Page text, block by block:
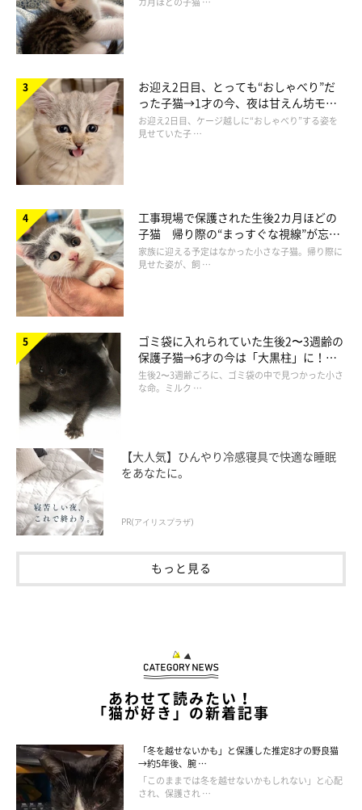
お迎え2日目、とっても“おしゃべり”だ
った子猫→1才の今、夜は甘えん坊モー
ドになるコに成長！
お迎え2日目、ケージ越しに“おしゃべり”する姿を
見せていた子 …
工事現場で保護された生後2カ月ほどの
子猫 帰り際の“まっすぐな視線”が忘れ
られず、家族の一員に
家族に迎える予定はなかった小さな子猫。帰り際に
見せた姿が、飼 …
ゴミ袋に入れられていた生後2〜3週齢の
保護子猫→6才の今は「大黒柱」に！
美しい黒猫に成長した姿にグッとくる
生後2〜3週齢ごろに、ゴミ袋の中で見つかった小さ
な命。ミルク …
【大人気】ひんやり冷感寝具で快適な睡眠
をあなたに。
PR(アイリスプラザ)
もっと見る
あわせて読みたい！
「猫が好き」の新着記事
「冬を越せないかも」と保護した推定8才の野良猫
→約5年後、腕 …
「このままでは冬を越せないかもしれない」と心配
され、保護され …